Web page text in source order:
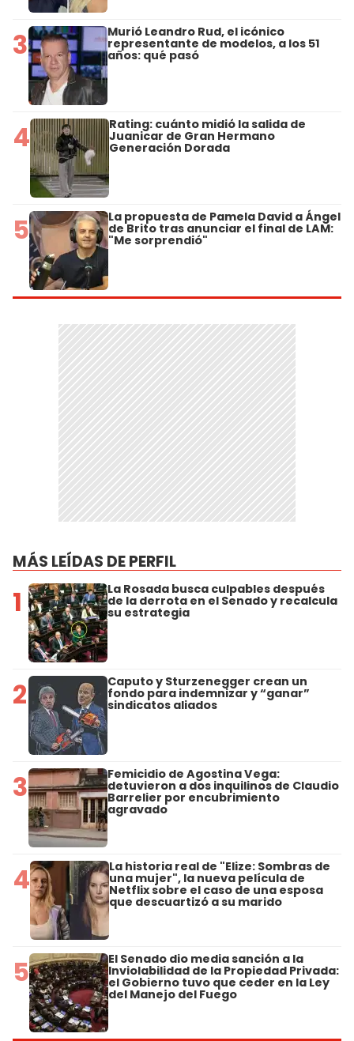
3 Murió Leandro Rud, el icónico
representante de modelos, a los 51
años: qué pasó
4 Rating: cuánto midió la salida de
Juanicar de Gran Hermano
Generación Dorada
5 La propuesta de Pamela David a Ángel
de Brito tras anunciar el final de LAM:
"Me sorprendió"
MÁS LEÍDAS DE PERFIL
1 La Rosada busca culpables después
de la derrota en el Senado y recalcula
su estrategia
2 Caputo y Sturzenegger crean un
fondo para indemnizar y “ganar”
sindicatos aliados
3 Femicidio de Agostina Vega:
detuvieron a dos inquilinos de Claudio
Barrelier por encubrimiento
agravado
4 La historia real de "Elize: Sombras de
una mujer", la nueva película de
Netflix sobre el caso de una esposa
que descuartizó a su marido
5 El Senado dio media sanción a la
Inviolabilidad de la Propiedad Privada:
el Gobierno tuvo que ceder en la Ley
del Manejo del Fuego